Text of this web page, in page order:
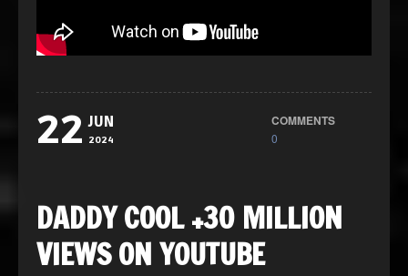
22 JUN
2024
COMMENTS
0
DADDY COOL +30 MILLION
VIEWS ON YOUTUBE